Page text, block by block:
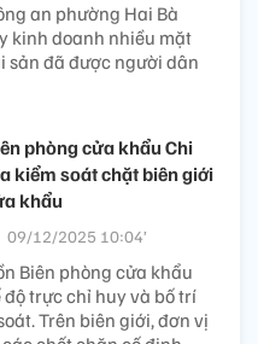
an phường Hai Bà
kinh doanh nhiều mặt
sản đã được người dân
phòng cửa khẩu Chi
kiểm soát chặt biên giới
khẩu
09/12/2025 10:04’
Biên phòng cửa khẩu
trực chỉ huy và bố trí
Trên biên giới, đơn vị